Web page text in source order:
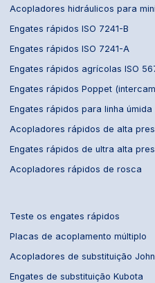
Acopladores hidráulicos para
Engates rápidos ISO 7241-B
Engates rápidos ISO 7241-A
Engates rápidos agrícolas ISO
Engates rápidos Poppet
Engates rápidos para linha úmida
Acopladores rápidos de alta
Engates rápidos de ultra alta
Acopladores rápidos de rosca
Teste os engates rápidos
Placas de acoplamento múltiplo
Acopladores de substituição
Engates de substituição Kubota